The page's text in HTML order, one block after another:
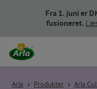
Fra 1. juni er
fusioneret.
Arla Produkter Arla